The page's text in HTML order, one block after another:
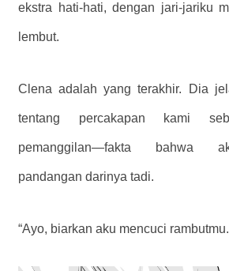
ekstra hati-hati, dengan jari-jariku
lembut.
Clena adalah yang terakhir. Dia
tentang percakapan kami
pemanggilan—fakta bahwa
pandangan darinya tadi.
“Ayo, biarkan aku mencuci